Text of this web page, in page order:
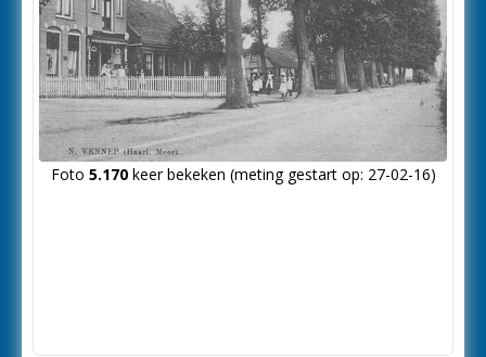
Foto 5.170keer bekeken (meting gestart op: 27-02-16)